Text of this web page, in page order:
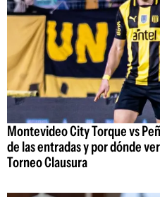
Montevideo City Torque vs
de las entradas y por dónde
Torneo Clausura